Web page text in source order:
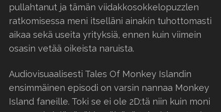
pullahtanut ja tämän viidakkosokkelopuzzlen
ratkomisessa meni itselläni ainakin tuhottomasti
aikaa sekä useita yrityksiä, ennen kuin viimein
osasin vetää oikeista naruista.
Audiovisuaalisesti Tales Of Monkey Islandin
ensimmäinen episodi on varsin nannaa Monkey
Island faneille. Toki se ei ole 2D:tä niin kuin moni